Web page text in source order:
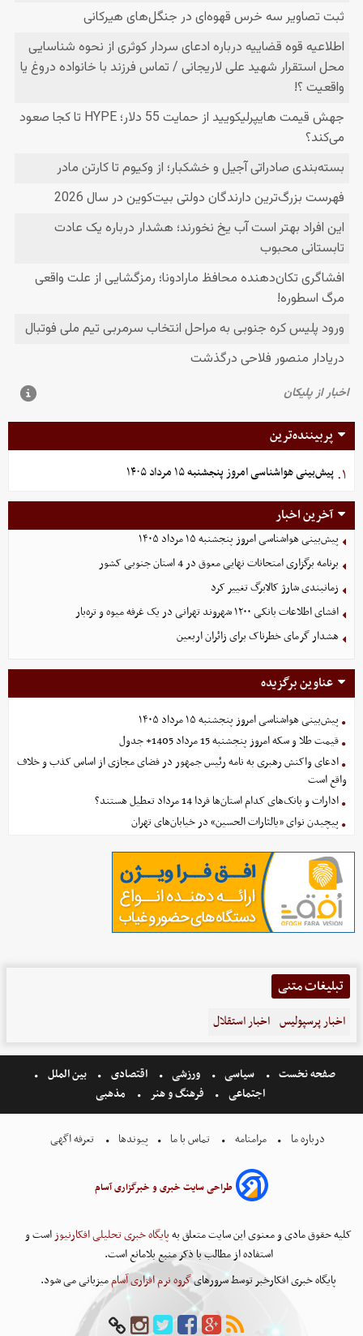
پربیننده‌ترین
۱. پیش‌بینی هواشناسی امروز پنجشنبه ۱۵ مرداد ۱۴۰۵
آخرین اخبار
پیش‌بینی هواشناسی امروز پنجشنبه ۱۵ مرداد ۱۴۰۵
برنامه برگزاری امتحانات نهایی معوق در 4 استان جنوبی کشور
زمانبندی شارژ کالابرگ تغییر کرد
افشای اطلاعات بانکی ۱۲۰۰ شهروند تهرانی در یک غرفه میوه و تره‌بار
هشدار گرمای خطرناک برای زائران اربعین
عناوین برگزیده
پیش‌بینی هواشناسی امروز پنجشنبه ۱۵ مرداد ۱۴۰۵
قیمت طلا و سکه امروز پنجشنبه 15 مرداد 1405+ جدول
ادعای واکنش رهبری به نامه رئیس جمهور در فضای مجازی از اساس کذب و خلاف
واقع است
ادارات و بانک‌های کدام استان‌ها فردا 14 مرداد تعطیل هستند؟
پیچیدن نوای «یالثارات الحسین» در خیابان‌های تهران
تبلیغات متنی
اخبار پرسپولیس اخبار استقلال
صفحه نخست سیاسی ورزشی اقتصادی
بین الملل
اجتماعی
فرهنگ و هنر مذهبی
درباره ما مرامنامه تماس با ما پیوندها تعرفه اگهی
طراحی سایت خبری و خبرگزاری آسام
کلیه حقوق مادی و معنوی این سایت متعلق بهپایگاه خبری تحلیلی افکارنیوزاست و
استفاده از مطالب با ذکر منبع بلامانع است.
پایگاه خبری افکارخبر توسط سرورهایگروه نرم افزاری آساممیزبانی می شود.